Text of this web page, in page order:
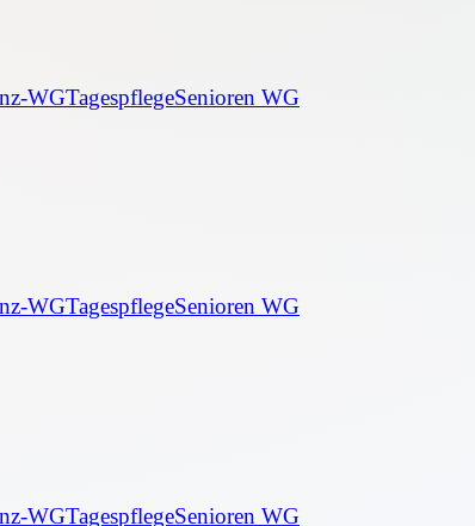
WGTagespflegeSenioren WG
WGTagespflegeSenioren WG
WGTagespflegeSenioren WG